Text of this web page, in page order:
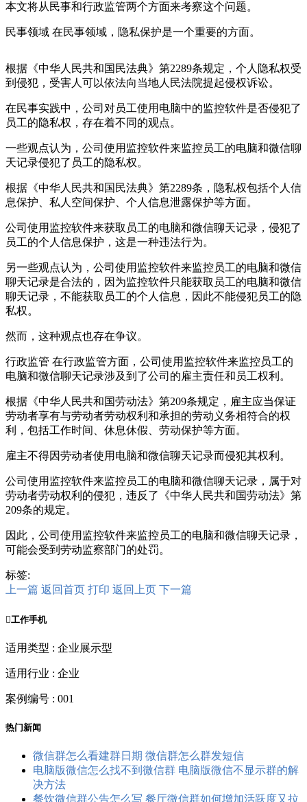
本文将从民事和行政监管两个方面来考察这个问题。
民事领域 在民事领域，隐私保护是一个重要的方面。
根据《中华人民共和国民法典》第2289条规定，个人隐私权受
到侵犯，受害人可以依法向当地人民法院提起侵权诉讼。
在民事实践中，公司对员工使用电脑中的监控软件是否侵犯了
员工的隐私权，存在着不同的观点。
一些观点认为，公司使用监控软件来监控员工的电脑和微信聊
天记录侵犯了员工的隐私权。
根据《中华人民共和国民法典》第2289条，隐私权包括个人信
息保护、私人空间保护、个人信息泄露保护等方面。
公司使用监控软件来获取员工的电脑和微信聊天记录，侵犯了
员工的个人信息保护，这是一种违法行为。
另一些观点认为，公司使用监控软件来监控员工的电脑和微信
聊天记录是合法的，因为监控软件只能获取员工的电脑和微信
聊天记录，不能获取员工的个人信息，因此不能侵犯员工的隐
私权。
然而，这种观点也存在争议。
行政监管 在行政监管方面，公司使用监控软件来监控员工的
电脑和微信聊天记录涉及到了公司的雇主责任和员工权利。
根据《中华人民共和国劳动法》第209条规定，雇主应当保证
劳动者享有与劳动者劳动权利和承担的劳动义务相符合的权
利，包括工作时间、休息休假、劳动保护等方面。
雇主不得因劳动者使用电脑和微信聊天记录而侵犯其权利。
公司使用监控软件来监控员工的电脑和微信聊天记录，属于对
劳动者劳动权利的侵犯，违反了《中华人民共和国劳动法》第
209条的规定。
因此，公司使用监控软件来监控员工的电脑和微信聊天记录，
可能会受到劳动监察部门的处罚。
标签:
上一篇 返回首页 打印 返回上页 下一篇
工作手机
适用类型 : 企业展示型
适用行业 : 企业
案例编号 : 001
热门新闻
微信群怎么看建群日期 微信群怎么群发短信
电脑版微信怎么找不到微信群 电脑版微信不显示群的解
决方法
餐饮微信群公告怎么写 餐厅微信群如何增加活跃度又拉